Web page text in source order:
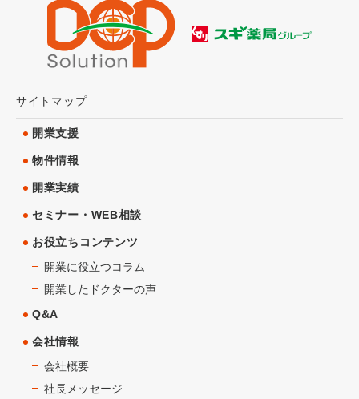
サイトマップ
開業支援
物件情報
開業実績
セミナー・WEB相談
お役立ちコンテンツ
開業に役立つコラム
開業したドクターの声
Q&A
会社情報
会社概要
社長メッセージ